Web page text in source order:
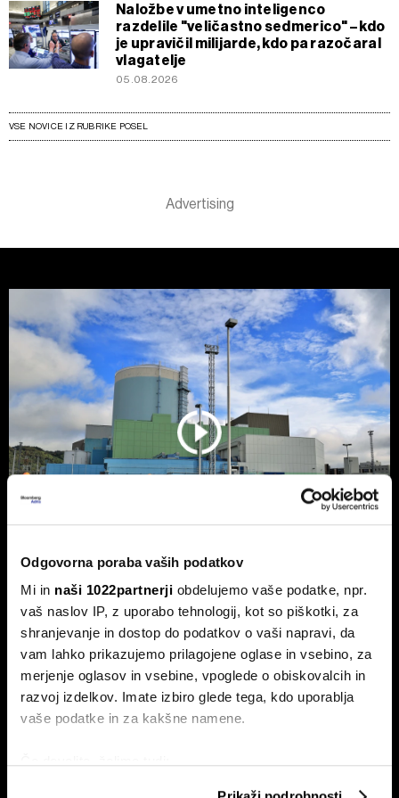
Odgovorna poraba vaših podatkov
Mi in naši 1022partnerji obdelujemo vaše podatke, npr.
vaš naslov IP, z uporabo tehnologij, kot so piškotki, za
shranjevanje in dostop do podatkov o vaši napravi, da
vam lahko prikazujemo prilagojene oglase in vsebino, za
merjenje oglasov in vsebine, vpoglede o obiskovalcih in
razvoj izdelkov. Imate izbiro glede tega, kdo uporablja
vaše podatke in za kakšne namene.
Naložbe v umetno inteligenco
razdelile "veličastno sedmerico" – kdo
je upravičil milijarde, kdo pa razočaral
vlagatelje
05.08.2026
VSE NOVICE IZ RUBRIKE POSEL
NEK predvidoma jutri v zmanjšanje
delovanja, lahko sledi ustavitev - kaj
pravi Gorazd Pfeifer, NEK
Slovenska nuklearka predvidoma jutri ponoči v zmanjšanje
delovanja, v naslednjih treh ali štirih dneh pa bodo po vsej
verjetnosti reaktor morali ustaviti.